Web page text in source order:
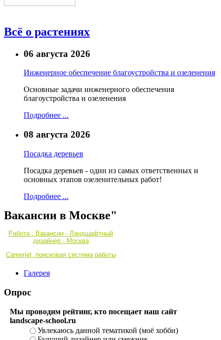
Всё о растениях
06 августа 2026
Инженерное обеспечение благоустройства и озеленения
Основные задачи инженерного обеспечения
благоустройства и озеленения
Подробнее ...
08 августа 2026
Посадка деревьев
Посадка деревьев - один из самых ответственных и
основных этапов озеленительных работ!
Подробнее ...
Вакансии в Москве"
Работа : Вакансии - Ландшафтный
дизайнер - Москва
Careerjet, поисковая система работы
Галерея
Опрос
Мы проводим рейтинг, кто посещает наш сайт
landscape-school.ru
Увлекаюсь данной тематикой (моё хобби)